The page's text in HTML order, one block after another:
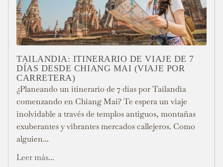
TAILANDIA: ITINERARIO DE VIAJE DE 7
DÍAS DESDE CHIANG MAI (VIAJE POR
CARRETERA)
¿Planeando un itinerario de 7 días por Tailandia
comenzando en Chiang Mai? Te espera un viaje
inolvidable a través de templos antiguos, montañas
exuberantes y vibrantes mercados callejeros. Como
alguien...
Leer más...